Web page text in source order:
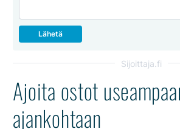
Sijoittaja.fi
Ajoita ostot
ajankohtaan